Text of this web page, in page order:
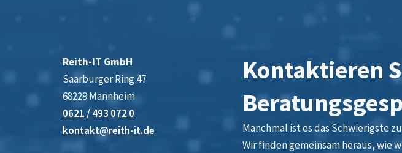
Reith-IT GmbH
Saarburger Ring 47
68229 Mannheim
0621 / 493 072 0
kontakt@reith-it.de
Kontaktieren
Manchmal ist es das Schwierigste
Wir finden gemeinsam heraus, wie